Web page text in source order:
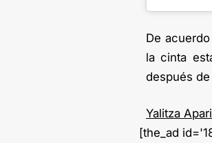
De
la cinta
después
Yalitza
[the_ad